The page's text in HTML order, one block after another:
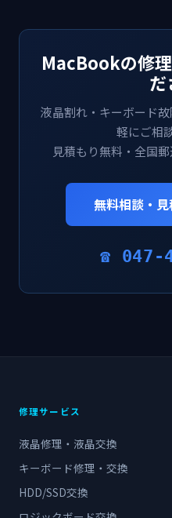
MacBookの修
だ
液晶割れ・キーボード
軽にご相
見積もり無料・全国
無料相談・
☎ 047-
修理サービス
液晶修理・液晶交換
キーボード修理・交換
HDD/SSD交換